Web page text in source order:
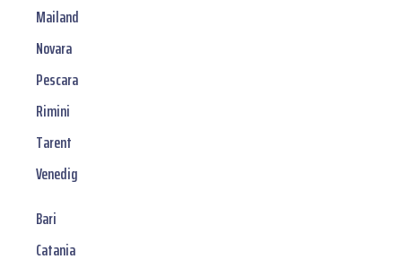
Mailand
Novara
Pescara
Rimini
Tarent
Venedig
Bari
Catania